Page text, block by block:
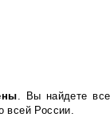
. Вы найдете
всей России.